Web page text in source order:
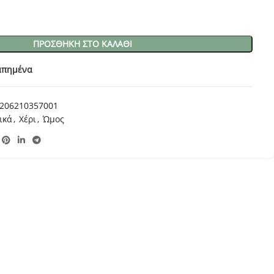
ΠΡΟΣΘΉΚΗ ΣΤΟ ΚΑΛΆΘΙ
, Χέρι, Ώμος